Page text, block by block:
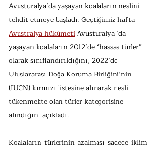
Avusturalya’da yaşayan koalaların neslini
tehdit etmeye başladı. Geçtiğimiz hafta
Avustralya hükümeti Avusturalya ’da
yaşayan koalaların 2012’de “hassas türler”
olarak sınıflandırıldığını, 2022’de
Uluslararası Doğa Koruma Birliğini’nin
(IUCN) kırmızı listesine alınarak nesli
tükenmekte olan türler kategorisine
alındığını açıkladı.
Koalaların türlerinin azalması sadece iklim